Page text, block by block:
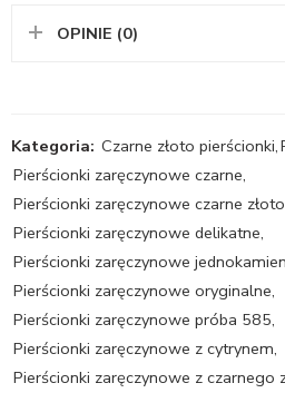
OPINIE (0)
Kategoria: Czarne złoto pierścionki,
Pierścionki zaręczynowe czarne,
Pierścionki zaręczynowe czarne złoto
Pierścionki zaręczynowe delikatne,
Pierścionki zaręczynowe
Pierścionki zaręczynowe oryginalne,
Pierścionki zaręczynowe próba 585,
Pierścionki zaręczynowe z cytrynem,
Pierścionki zaręczynowe z czarnego